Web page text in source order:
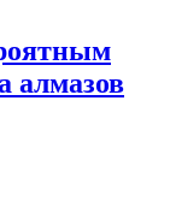
алмазов